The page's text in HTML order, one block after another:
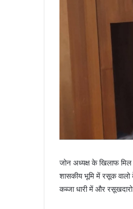
जोन अध्यक्ष के खिलाफ मिल
शासकीय भूमि में रसूक
कब्जा धारी में और